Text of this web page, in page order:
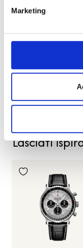
Marketing
Quadrante
Chiusura
Descrizione
Lasciati